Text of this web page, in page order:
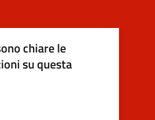
chiare le
su questa